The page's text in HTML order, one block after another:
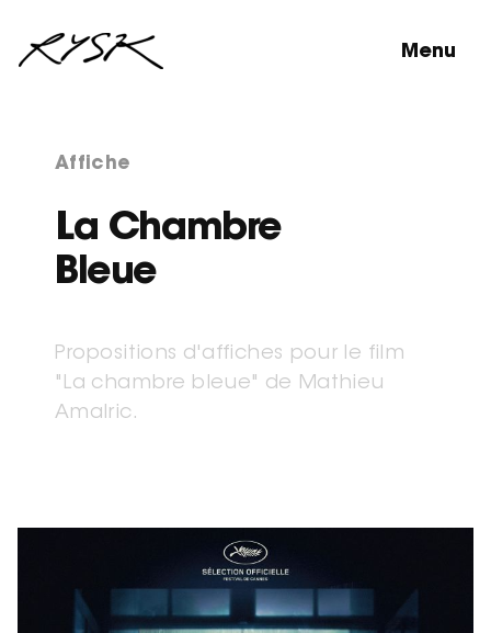
Affiche
La Chambre
Bleue
Propositions d'affiches pour le film
"La chambre bleue" de Mathieu
Amalric.
Menu